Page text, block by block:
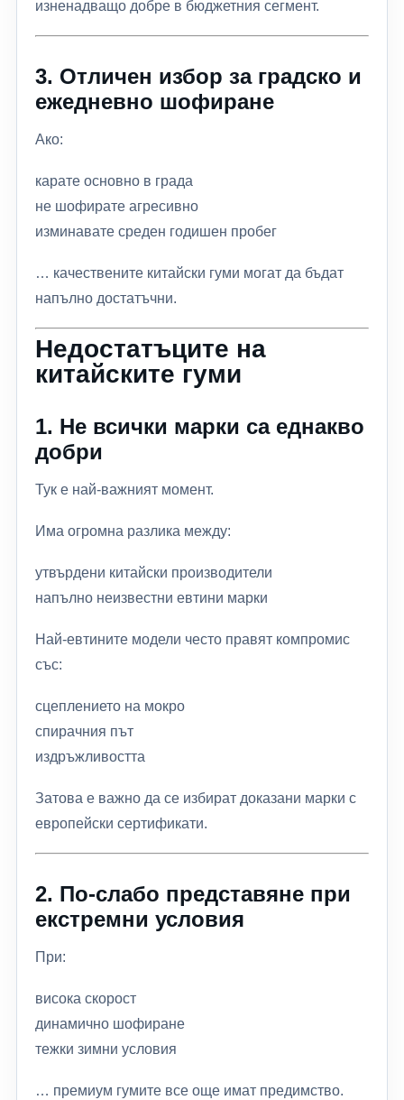
изненадващо добре в бюджетния сегмент.
3. Отличен избор за градско и
ежедневно шофиране
Ако:
карате основно в града
не шофирате агресивно
изминавате среден годишен пробег
… качествените китайски гуми могат да бъдат
напълно достатъчни.
Недостатъците на
китайските гуми
1. Не всички марки са еднакво
добри
Тук е най-важният момент.
Има огромна разлика между:
утвърдени китайски производители
напълно неизвестни евтини марки
Най-евтините модели често правят компромис
със:
сцеплението на мокро
спирачния път
издръжливостта
Затова е важно да се избират доказани марки с
европейски сертификати.
2. По-слабо представяне при
екстремни условия
При:
висока скорост
динамично шофиране
тежки зимни условия
… премиум гумите все още имат предимство.